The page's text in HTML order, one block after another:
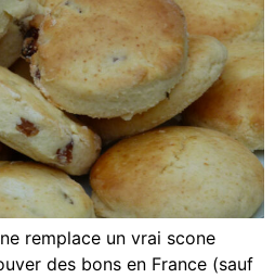
remplace un vrai scone
des bons en France (sauf